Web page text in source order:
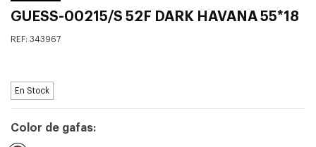
GUESS-00215/S 52F DARK HAVANA 55*18
REF: 343967
En Stock
Color de gafas: